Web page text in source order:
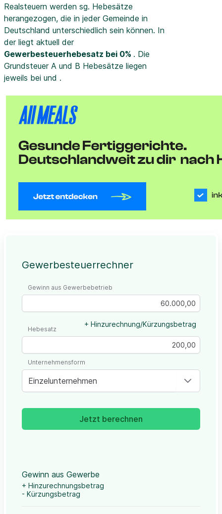
Realsteuern werden sg. Hebesätze
herangezogen, die in jeder Gemeinde in
Deutschland unterschiedlich sein können. In
der liegt aktuell der
Gewerbesteuerhebesatz bei 0% . Die
Grundsteuer A und B Hebesätze liegen
jeweils bei und .
Gewerbesteuerrechner
Gewinn aus Gewerbebetrieb
+ Hinzurechnung/Kürzungsbetrag
Hebesatz
Einzelunternehmen
Unternehmensform
Jetzt berechnen
Gewinn aus Gewerbe
+ Hinzurechnungsbetrag
- Kürzungsbetrag